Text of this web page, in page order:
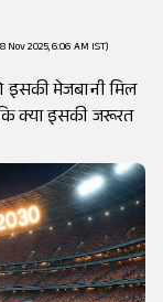
Nov 2025, 6:06 AM IST)
इसकी मेजबानी मिल
क्या इसकी जरूरत